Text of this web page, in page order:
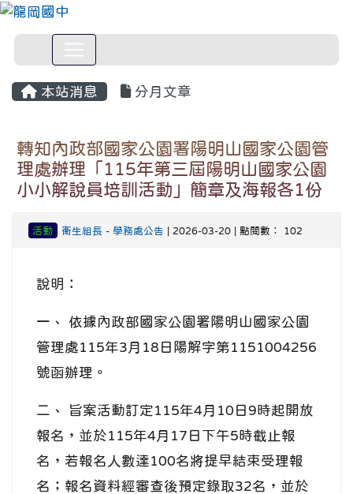
本站消息 分月文章
轉知內政部國家公園署陽明山國家公園管
理處辦理「115年第三屆陽明山國家公園
小小解說員培訓活動」簡章及海報各1份
活動 衛生組長 - 學務處公告 | 2026-03-20 | 點閱數： 102
說明：
一、 依據內政部國家公園署陽明山國家公園
管理處115年3月18日陽解字第1151004256
號函辦理。
二、 旨案活動訂定115年4月10日9時起開放
報名，並於115年4月17日下午5時截止報
名，若報名人數達100名將提早結束受理報
名；報名資料經審查後預定錄取32名，並於